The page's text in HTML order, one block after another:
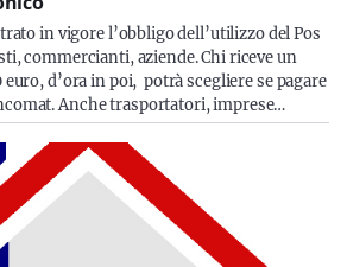
in vigore l’obbligo dell’utilizzo del Pos
commercianti, aziende. Chi riceve un
d’ora in poi, potrà scegliere se pagare
Anche trasportatori, imprese…